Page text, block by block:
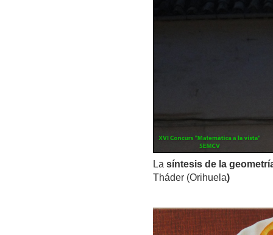
La síntesis de la
Tháder (Orihuela)